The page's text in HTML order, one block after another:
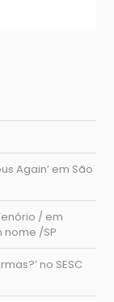
Again’ em São
/ em
nome /SP
no SESC